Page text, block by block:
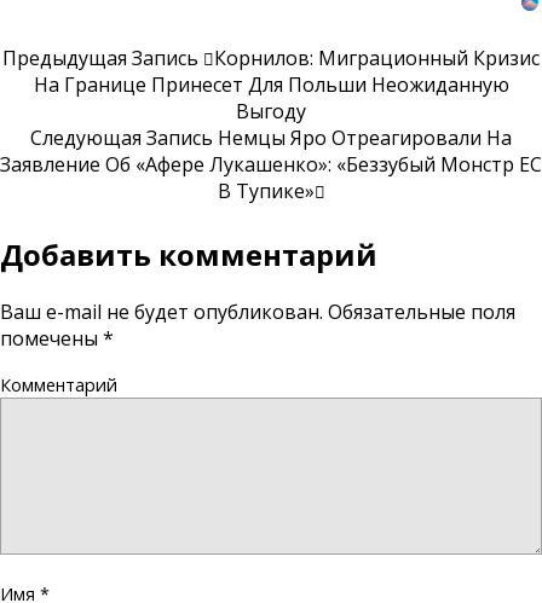
Предыдущая Запись
Корнилов: Миграционный Кризис
На Границе Принесет Для Польши Неожиданную
Выгоду
Следующая Запись Немцы Яро Отреагировали На
Заявление Об «афере Лукашенко»: «Беззубый Монстр ЕС
В Тупике»
Добавить комментарий
Ваш e-mail не будет опубликован. Обязательные поля
помечены *
Комментарий
Имя *